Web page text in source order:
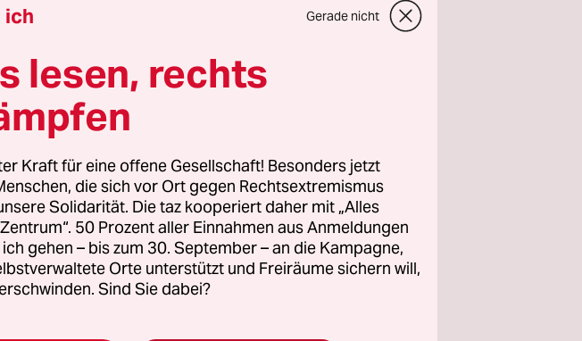
Staatsanwalt an, der ihm im
sitzt. Der hat ihm
– gegen Zahlung
Einrichtung. „Es gibt keine
Ton, mit dem er zu
hatte, als der ihn
gebe keine Auskunft zu meinen
gesagt, „weil es hier keine
er recht behalten, am Ende
ich Gerade nicht
lesen, rechts
Kraft für eine offene Gesellschaft! Besonders jetzt
die sich vor Ort gegen Rechtsextremismus
Solidarität. Die taz kooperiert daher mit „Alles
50 Prozent aller Einnahmen aus Anmeldungen
ich gehen – bis zum 30. September – an die Kampagne,
Orte unterstützt und Freiräume sichern will,
Sind Sie dabei?